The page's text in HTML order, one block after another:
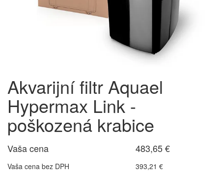
Akvarijní filtr Aquael
Hypermax Link -
poškozená krabice
Vaša cena 483,65 €
Vaša cena bez DPH
393,21 €